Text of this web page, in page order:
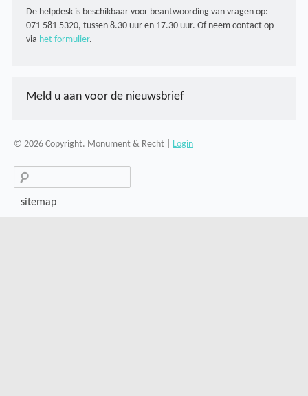
De helpdesk is beschikbaar voor beantwoording van vragen op:
071 581 5320, tussen 8.30 uur en 17.30 uur. Of neem contact op
via het formulier.
Meld u aan voor de nieuwsbrief
© 2026 Copyright. Monument & Recht | Login
Search
for:
sitemap